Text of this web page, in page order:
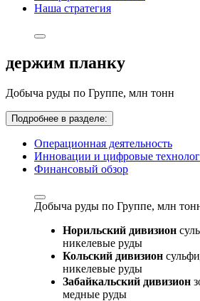
Наша стратегия
держим планку
Добыча руды по Группе, млн тонн
Подробнее в разделе:
Операционная деятельность
Инновации и цифровые
Финансовый обзор
Добыча руды по Группе, млн
Норильский дивизион
никелевые руды
Кольский дивизион
никелевые руды
Забайкальский дивизион
медные руды